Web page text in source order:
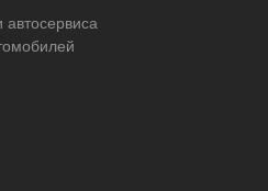
автосервиса